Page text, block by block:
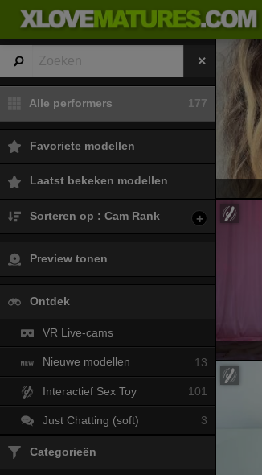
Alle performers 177
Favoriete modellen
Laatst bekeken modellen
Sorteren op : Cam Rank +
Preview tonen
Ontdek
VR Live-cams
Nieuwe modellen 13
Interactief Sex Toy 101
Just Chatting (soft) 3
Categorieën